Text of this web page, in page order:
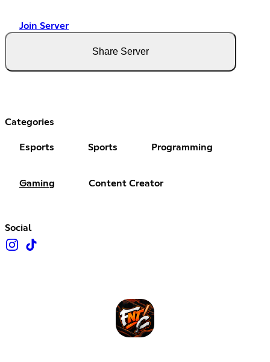
Join Server
Share Server
Categories
Esports Sports Programming
Gaming Content Creator
Social